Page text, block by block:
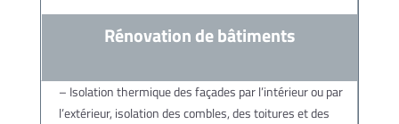
Rénovation de bâtiments
– Isolation thermique des façades par l’intérieur ou par
l’extérieur, isolation des combles, des toitures et des